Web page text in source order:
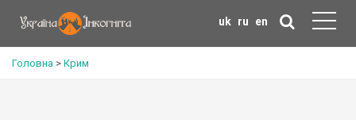
uk ru en
Головна > Крим